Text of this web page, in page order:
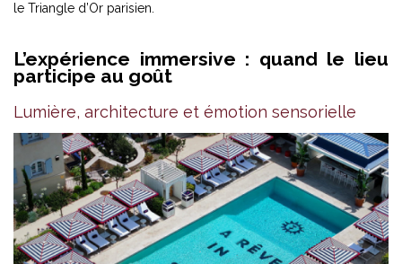
le Triangle d’Or parisien.
L’expérience immersive : quand le lieu
participe au goût
Lumière, architecture et émotion sensorielle